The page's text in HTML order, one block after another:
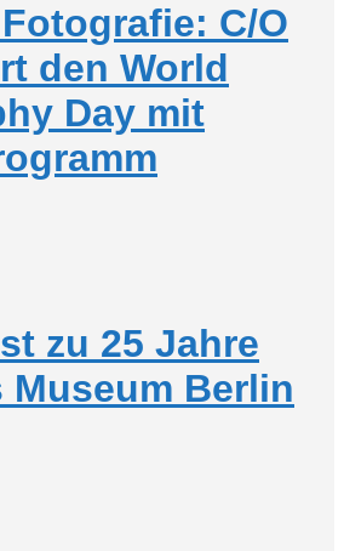
C/O
den World
Day mit
zu 25 Jahre
Berlin